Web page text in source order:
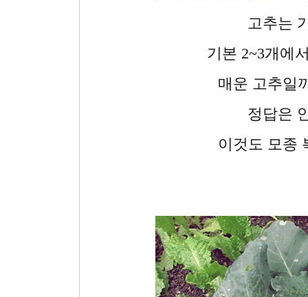
고추는
기본 2~3개에
매운 고추일
정답은
이것도 모종